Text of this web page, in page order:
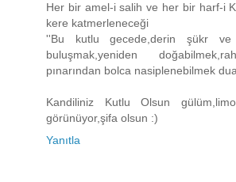
Her bir amel-i salih ve her bir harf-i
kere katmerleneceği
''Bu kutlu gecede,derin şükr ve
buluşmak,yeniden
pınarından bolca nasiplenebilmek
Kandiliniz Kutlu Olsun
görünüyor,şifa olsun :)
Yanıtla